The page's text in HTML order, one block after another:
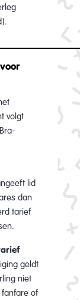
volgt
lid
dan
tarief
geldt
niet
of